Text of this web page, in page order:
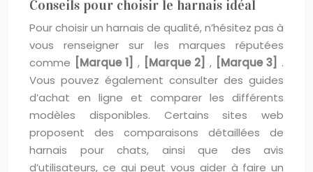
Conseils pour choisir le harnais idéal
Pour choisir un harnais de qualité, n’hésitez pas à
vous renseigner sur les marques réputées
comme
[Marque 1], [Marque 2], [Marque 3] .
Vous pouvez également consulter des guides
d’achat en ligne et comparer les différents
modèles disponibles. Certains sites web
proposent des comparaisons détaillées de
harnais pour chats, ainsi que des avis
d’utilisateurs, ce qui peut vous aider à faire un